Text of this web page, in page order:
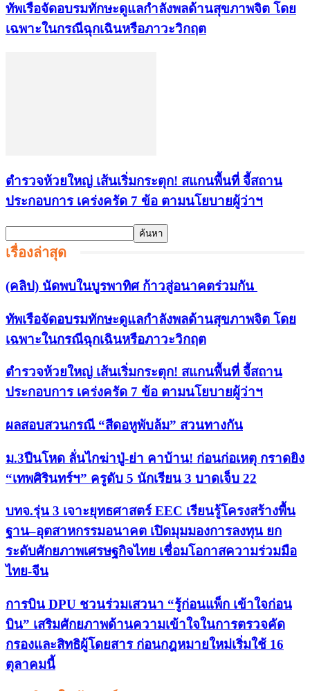
ทัพเรือจัดอบรมทักษะดูแลกำลังพลด้านสุขภาพจิต โดย
เฉพาะในกรณีฉุกเฉินหรือภาวะวิกฤต
ตำรวจห้วยใหญ่ เส้นเริ่มกระตุก! สแกนพื้นที่ จี้สถาน
ประกอบการ เคร่งครัด 7 ข้อ ตามนโยบายผู้ว่าฯ
เรื่องล่าสุด
(คลิป) นัดพบในบูรพาทิศ ก้าวสู่อนาคตร่วมกัน
ทัพเรือจัดอบรมทักษะดูแลกำลังพลด้านสุขภาพจิต โดย
เฉพาะในกรณีฉุกเฉินหรือภาวะวิกฤต
ตำรวจห้วยใหญ่ เส้นเริ่มกระตุก! สแกนพื้นที่ จี้สถาน
ประกอบการ เคร่งครัด 7 ข้อ ตามนโยบายผู้ว่าฯ
ผลสอบสวนกรณี “สีดอหูพับล้ม” สวนทางกัน
ม.3ปืนโหด ลั่นไกฆ่าปู่-ย่า คาบ้าน! ก่อนก่อเหตุ กราดยิง
“เทพศิรินทร์ฯ” ครูดับ 5 นักเรียน 3 บาดเจ็บ 22
บทจ.รุ่น 3 เจาะยุทธศาสตร์ EEC เรียนรู้โครงสร้างพื้น
ฐาน–อุตสาหกรรมอนาคต เปิดมุมมองการลงทุน ยก
ระดับศักยภาพเศรษฐกิจไทย เชื่อมโอกาสความร่วมมือ
ไทย-จีน
การบิน DPU ชวนร่วมเสวนา “รู้ก่อนแพ็ก เข้าใจก่อน
บิน” เสริมศักยภาพด้านความเข้าใจในการตรวจคัด
กรองและสิทธิผู้โดยสาร ก่อนกฎหมายใหม่เริ่มใช้ 16
ตุลาคมนี้